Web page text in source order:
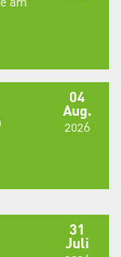
04
Aug.
2026
31
Juli